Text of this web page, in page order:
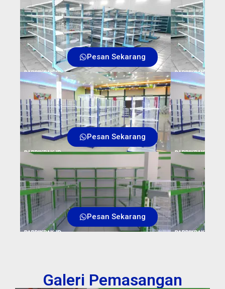
Pesan Sekarang
Pesan Sekarang
Pesan Sekarang
Galeri Pemasangan